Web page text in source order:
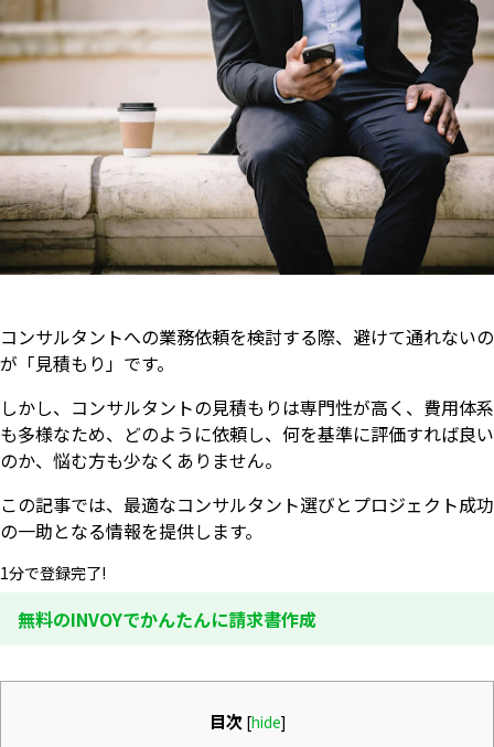
コンサルタントへの業務依頼を検討する際、避けて通れないの
が「見積もり」です。
しかし、コンサルタントの見積もりは専門性が高く、費用体系
も多様なため、どのように依頼し、何を基準に評価すれば良い
のか、悩む方も少なくありません。
この記事では、最適なコンサルタント選びとプロジェクト成功
の一助となる情報を提供します。
1分で登録完了!
無料のINVOYでかんたんに請求書作成
目次 [hide]